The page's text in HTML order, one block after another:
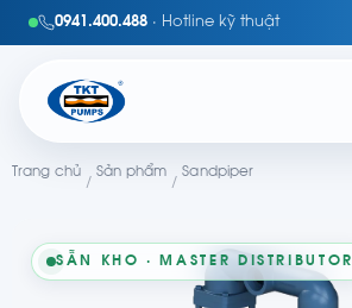
0941.400.488 · Hotline kỹ thuật
Trang chủ
/
Sản phẩm
/
Sandpiper
SẴN KHO · MASTER DISTRIBUTOR